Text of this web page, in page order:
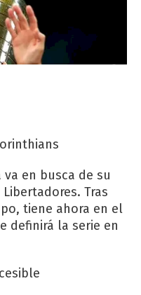
va en busca de su
Tras
tiene ahora en el
definirá la serie en